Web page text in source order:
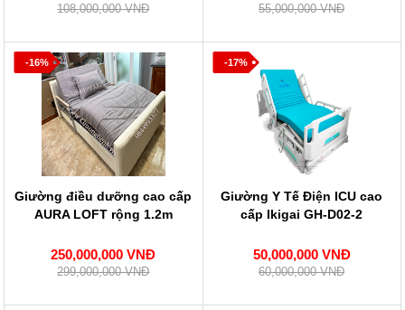
108,000,000 VNĐ 55,000,000 VNĐ
-16%
Giường điều dưỡng cao cấp
AURA LOFT rộng 1.2m
250,000,000 VNĐ
299,000,000 VNĐ
-17%
Giường Y Tế Điện ICU cao
cấp Ikigai GH-D02-2
50,000,000 VNĐ
60,000,000 VNĐ